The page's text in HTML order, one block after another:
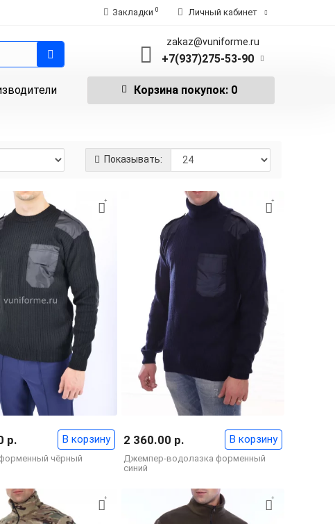
Закладки 0 Личный кабинет
zakaz@vuniforme.ru
+7(937)275-53-90
Корзина покупок: 0
Показывать:
чёрный
р. В корзину
Джемпер-водолазка форменный
синий
2 360.00 р. В корзину